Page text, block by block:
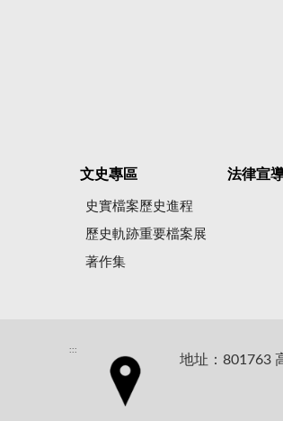
文史專區
史實檔案歷史進程
歷史軌跡重要檔案展
著作集
法律宣
:::
地址：801763